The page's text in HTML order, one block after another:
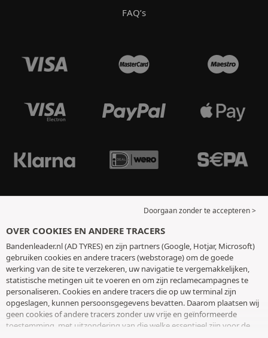
FAQ’s
Doorgaan zonder te accepteren >
OVER COOKIES EN ANDERE TRACERS
Bandenleader.nl (AD TYRES) en zijn partners (Google, Hotjar, Microsoft)
gebruiken cookies en andere tracers (webstorage) om de goede
werking van de site te verzekeren, uw navigatie te vergemakkelijken,
statistische metingen uit te voeren en om zijn reclamecampagnes te
personaliseren. Cookies en andere tracers die op uw terminal zijn
opgeslagen, kunnen persoonsgegevens bevatten. Daarom plaatsen wij
geen cookies of andere tracers zonder uw vrije en geïnformeerde
toestemming, met uitzondering van die welke essentieel zijn voor de